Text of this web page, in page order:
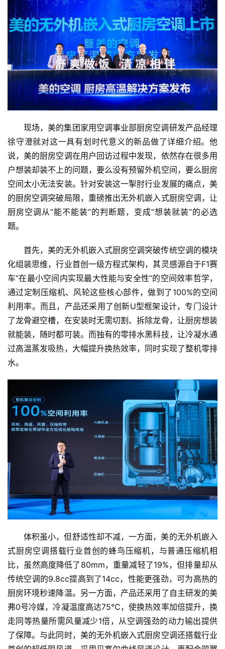
财
经
教
育
题
车
·
新
能
源
现场，美的集团家用空调事业部厨房空调研发产品经理
徐守澄就对这一具有划时代意义的新品做了详细介绍。他
说，美的厨房空调在用户回访过程中发现，依然存在很多用
户想装却装不上的问题，要么没有预留外机空间，要么厨房
空间太小无法安装。针对安装这一掣肘行业发展的痛点，美
的厨房空调突破局限，重磅推出无外机嵌入式厨房空调，让
厨房空调从“能不能装”的判断题，变成“想装就装”的必选
题。
首先，美的无外机嵌入式厨房空调突破传统空调的模块
化组装思维，行业首创一级方程式架构，其灵感源自于F1赛
车“在最小空间内实现最大性能与安全性”的空间效率哲学，
通过定制压缩机、风轮这些核心部件，做到了100%的空间
利用率。而且，产品还采用了创新U型框架设计，专门设计
了龙骨避空槽，在安装时无需切割、拆除龙骨，让厨房想装
就能装，随时都可装。而独有的零排水黑科技，让冷凝水通
过高温蒸发吸热，大幅提升换热效率，同时实现了整机零排
水。
体积虽小，但舒适性却不减，一方面，美的无外机嵌入
式厨房空调搭载行业首创的蜂鸟压缩机，与普通压缩机相
比，虽然高度降低了80mm，重量减轻了19%，但排量却从
传统空调的9.8cc提高到了14cc，性能更强劲，可为高热的
厨房环境秒速降温。另一方面，产品还采用了自主研发的美
弗0号冷媒，冷凝温度高达75℃，使换热效率加倍提升，换
走同等热量所需风量减少1倍，从空调强劲的动力输出提供
了保障。与此同时，美的无外机嵌入式厨房空调还搭载行业